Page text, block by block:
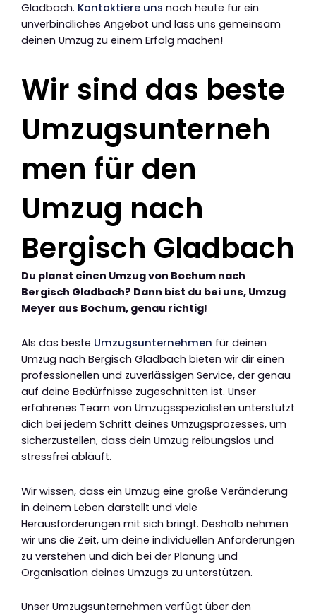
Gladbach. Kontaktiere uns noch heute für ein
unverbindliches Angebot und lass uns gemeinsam
deinen Umzug zu einem Erfolg machen!
Wir sind das beste
Umzugsunterneh
men für den
Umzug nach
Bergisch Gladbach
Du planst einen Umzug von Bochum nach
Bergisch Gladbach? Dann bist du bei uns, Umzug
Meyer aus Bochum, genau richtig!
Als das beste Umzugsunternehmen für deinen
Umzug nach Bergisch Gladbach bieten wir dir einen
professionellen und zuverlässigen Service, der genau
auf deine Bedürfnisse zugeschnitten ist. Unser
erfahrenes Team von Umzugsspezialisten unterstützt
dich bei jedem Schritt deines Umzugsprozesses, um
sicherzustellen, dass dein Umzug reibungslos und
stressfrei abläuft.
Wir wissen, dass ein Umzug eine große Veränderung
in deinem Leben darstellt und viele
Herausforderungen mit sich bringt. Deshalb nehmen
wir uns die Zeit, um deine individuellen Anforderungen
zu verstehen und dich bei der Planung und
Organisation deines Umzugs zu unterstützen.
Unser Umzugsunternehmen verfügt über den